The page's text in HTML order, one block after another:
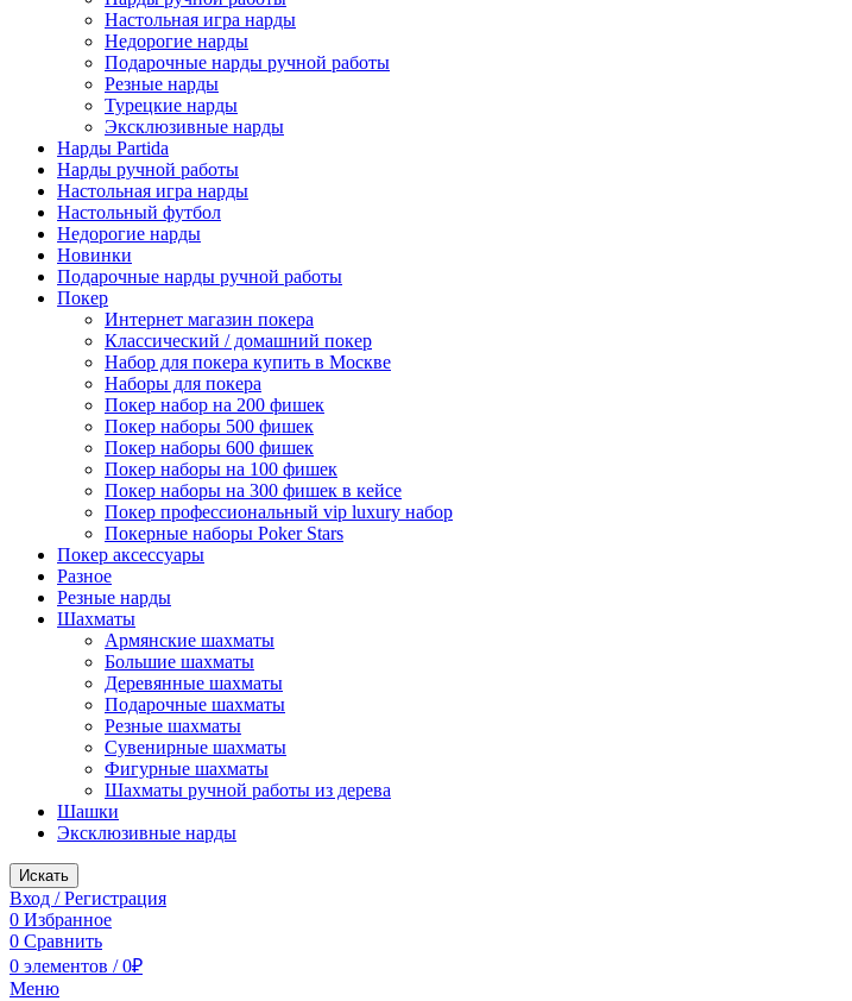
Настольная игра нарды
Недорогие нарды
Подарочные нарды ручной работы
Резные нарды
Турецкие нарды
Эксклюзивные нарды
Нарды Partida
Нарды ручной работы
Настольная игра нарды
Настольный футбол
Недорогие нарды
Новинки
Подарочные нарды ручной работы
Покер
Интернет магазин покера
Классический / домашний покер
Набор для покера купить в Москве
Наборы для покера
Покер набор на 200 фишек
Покер наборы 500 фишек
Покер наборы 600 фишек
Покер наборы на 100 фишек
Покер наборы на 300 фишек в кейсе
Покер профессиональный vip luxury набор
Покерные наборы Poker Stars
Покер аксессуары
Разное
Резные нарды
Шахматы
Армянские шахматы
Большие шахматы
Деревянные шахматы
Подарочные шахматы
Резные шахматы
Сувенирные шахматы
Фигурные шахматы
Шахматы ручной работы из дерева
Шашки
Эксклюзивные нарды
Искать
Вход / Регистрация
0 Избранное
0 Сравнить
0 элементов / 0₽
Меню